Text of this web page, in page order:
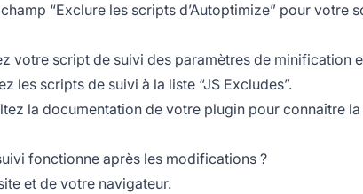
“Exclure les scripts d’Autoptimize” pour votre
votre script de suivi des paramètres de minification
les scripts de suivi à la liste “JS Excludes”.
la documentation de votre plugin pour connaître
fonctionne après les modifications ?
et de votre navigateur.